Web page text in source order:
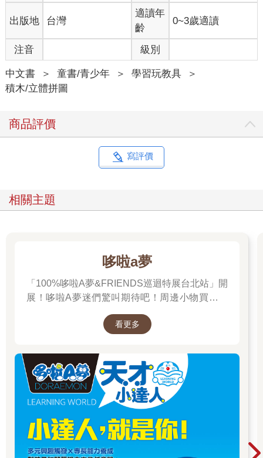
出版地 台灣
適讀年
齡
0~3歲適讀
注音 級別
中文書 ＞ 童書/青少年 ＞ 學習玩教具
＞
積木/立體拼圖
商品評價
寫評價
相關主題
哆啦a夢
「100%哆啦A夢&FRIENDS巡迴特展台北站」開
展！哆啦A夢迷們驚叫期待吧！周邊小物買起來
看更多